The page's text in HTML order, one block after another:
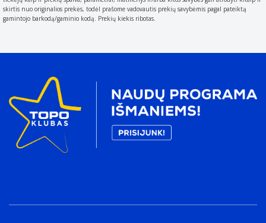
Characteristics of the top surface of the device.
Grūdintas stiklas
The quantity of burners
Rėmo tipas
Be rėmo
Veikimo charakteristikos
Domino
Sertifikavimas
skirtis nuo originalios prekės, todėl prašome vadovautis prekių savybėmis pagal pateiktą
gamintojo barkodą/gaminio kodą. Prekių kiekis ribotas.